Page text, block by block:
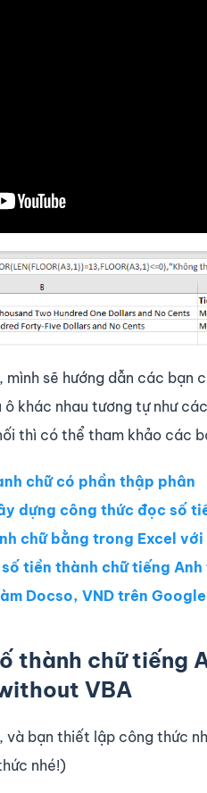
mình sẽ hướng dẫn các
ô khác nhau tương tự như
thì có thể tham khảo các
chữ có phần thập phân
dựng công thức đọc số
chữ bằng trong Excel
tiền thành chữ tiếng
Docso, VND trên
thành chữ tiếng
VBA
và bạn thiết lập công thức
nhé!)